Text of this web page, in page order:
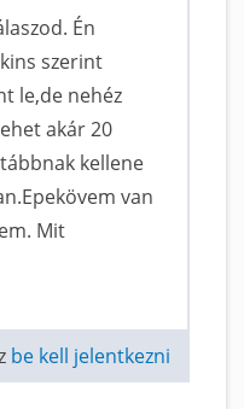
Én
szerint
le,de nehéz
akár 20
kellene
van
Mit
be kell jelentkezni